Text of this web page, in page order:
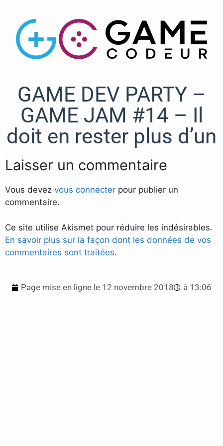
GAME DEV PARTY –
GAME JAM #14 – Il
doit en rester plus d’un
Laisser un commentaire
Vous devez vous connecter pour publier un
commentaire.
Ce site utilise Akismet pour réduire les indésirables.
En savoir plus sur la façon dont les données de vos
commentaires sont traitées.
Page mise en ligne le 12 novembre 2018 à 13:06